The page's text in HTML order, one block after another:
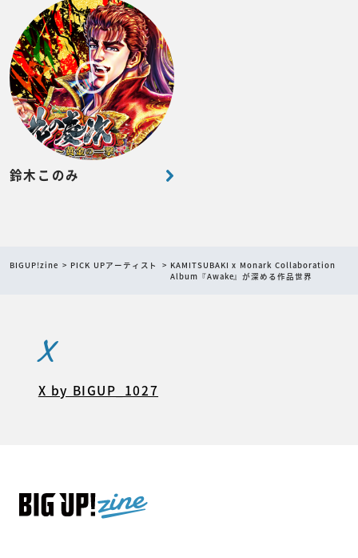
鈴木このみ
BIGUP!zine PICK UPアーティスト
KAMITSUBAKI x Monark Collaboration
Album『Awake』が深める作品世界
X
X by BIGUP_1027